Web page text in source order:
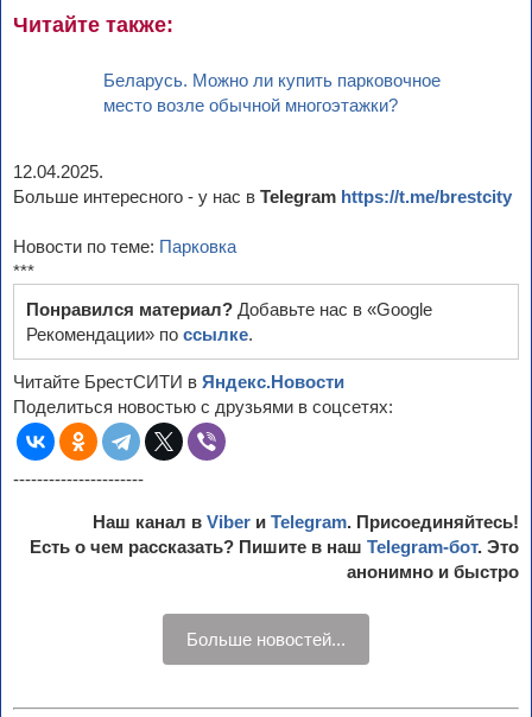
Читайте также:
Беларусь. Можно ли купить парковочное
место возле обычной многоэтажки?
12.04.2025.
Больше интересного - у нас в Telegram https://t.me/brestcity
Новости по теме: Парковка
***
Понравился материал? Добавьте нас в «Google
Рекомендации» по ссылке.
Читайте БрестСИТИ в Яндекс.Новости
Поделиться новостью с друзьями в соцсетях:
----------------------
Наш канал в Viber и Telegram. Присоединяйтесь!
Есть о чем рассказать? Пишите в наш Telegram-бот. Это
анонимно и быстро
Больше новостей...